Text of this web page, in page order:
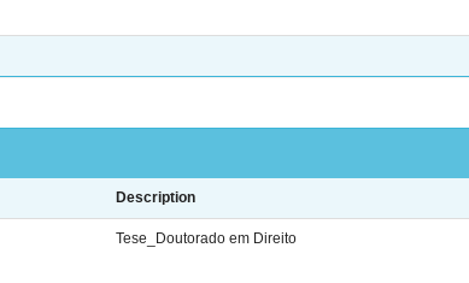
Description
Tese_Doutorado em Direito